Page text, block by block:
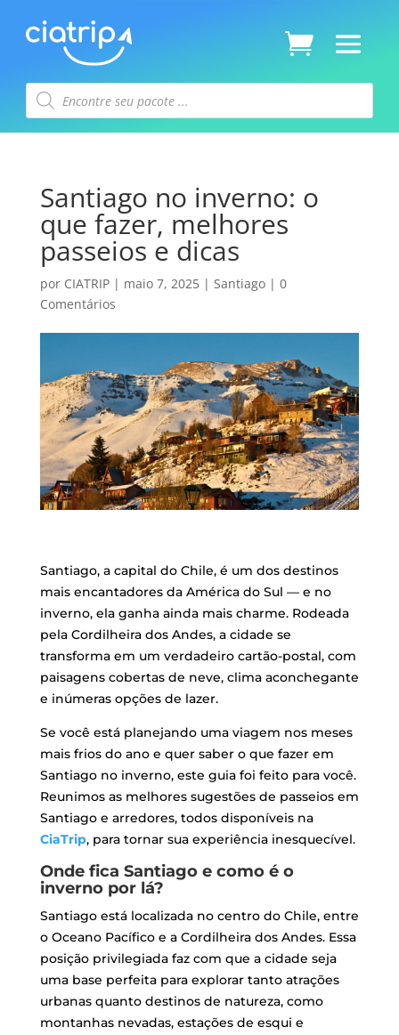
Pesquisar
produtos
Santiago no inverno: o
que fazer, melhores
passeios e dicas
por CIATRIP| maio 7, 2025| Santiago| 0
Comentários
Santiago, a capital do Chile, é um dos destinos
mais encantadores da América do Sul — e no
inverno, ela ganha ainda mais charme. Rodeada
pela Cordilheira dos Andes, a cidade se
transforma em um verdadeiro cartão-postal, com
paisagens cobertas de neve, clima aconchegante
e inúmeras opções de lazer.
Se você está planejando uma viagem nos meses
mais frios do ano e quer saber o que fazer em
Santiago no inverno, este guia foi feito para você.
Reunimos as melhores sugestões de passeios em
Santiago e arredores, todos disponíveis na
CiaTrip, para tornar sua experiência inesquecível.
Onde fica Santiago e como é o
inverno por lá?
Santiago está localizada no centro do Chile, entre
o Oceano Pacífico e a Cordilheira dos Andes. Essa
posição privilegiada faz com que a cidade seja
uma base perfeita para explorar tanto atrações
urbanas quanto destinos de natureza, como
montanhas nevadas, estações de esqui e